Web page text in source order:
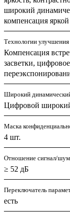
широкий
компенсация
Технологии
Компенсация
засветки,
Широкий
Цифровой
Маска
4 шт.
Отношение сигнал/шум
≥ 52 дБ
Переключатель
есть